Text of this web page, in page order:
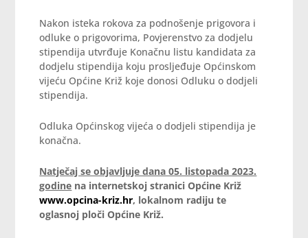
Nakon isteka rokova za podnošenje prigovora i
odluke o prigovorima, Povjerenstvo za dodjelu
stipendija utvrđuje Konačnu listu kandidata za
dodjelu stipendija koju prosljeđuje Općinskom
vijeću Općine Križ koje donosi Odluku o dodjeli
stipendija.
Odluka Općinskog vijeća o dodjeli stipendija je
konačna.
Natječaj se objavljuje dana 05. listopada 2023.
godine na internetskoj stranici Općine Križ
www.opcina-kriz.hr, lokalnom radiju te
oglasnoj ploči Općine Križ.